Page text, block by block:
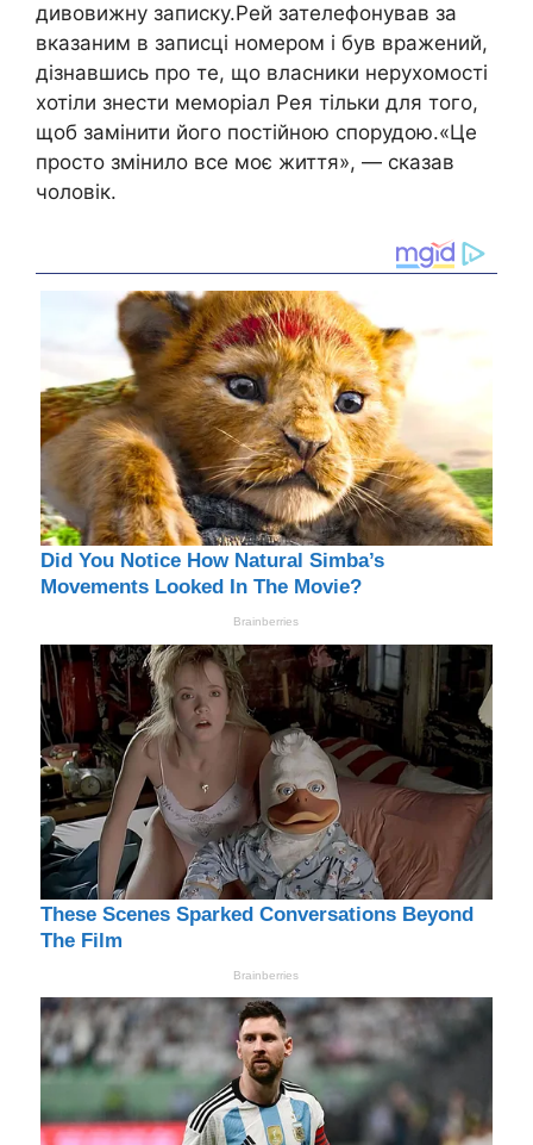
дивовижну записку.Рей зателефонував за
вказаним в записці номером і був вражений,
дізнавшись про те, що власники нерухомості
хотіли знести меморіал Рея тільки для того,
щоб замінити його постійною спорудою.«Це
просто змінило все моє життя», — сказав
чоловік.